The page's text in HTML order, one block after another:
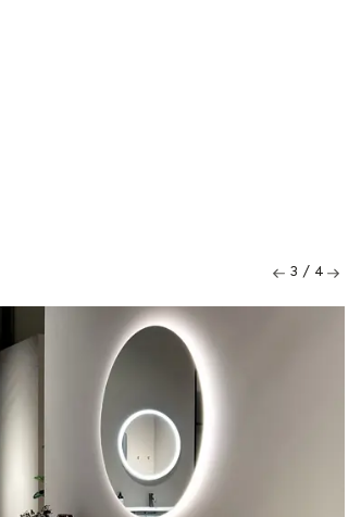
3 / 4